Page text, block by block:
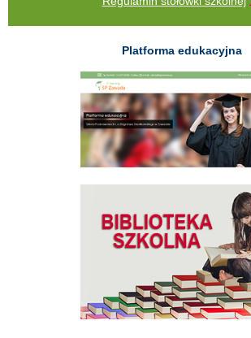
Platforma edukacyjna